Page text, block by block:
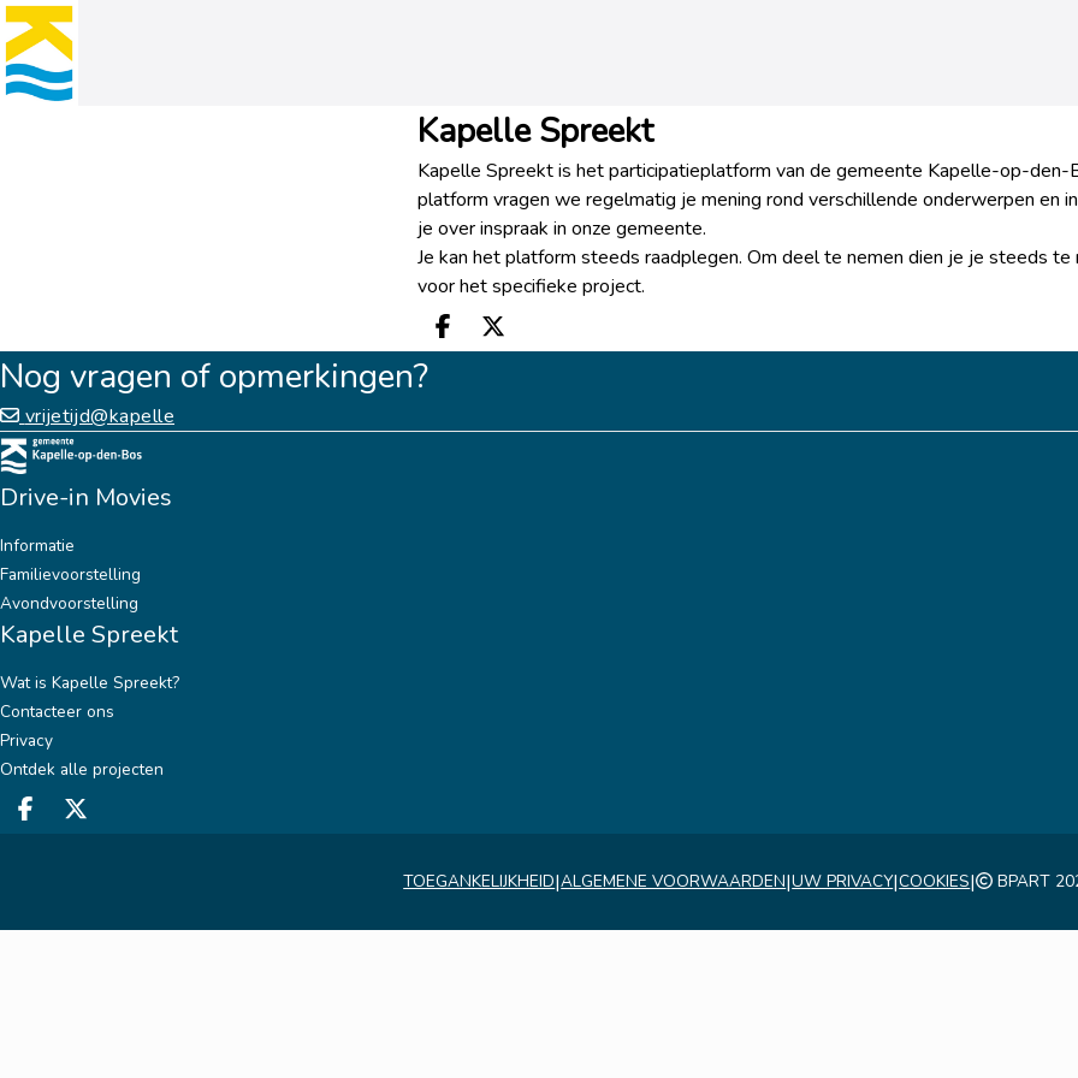
Kapelle Spreekt
Kapelle Spreekt is het participatieplatform van de gemeente Kapelle-op-den-
platform vragen we regelmatig je mening rond verschillende onderwerpen en
je over inspraak in onze gemeente.
Je kan het platform steeds raadplegen. Om deel te nemen dien je je steeds te
voor het specifieke project.
Deel op facebook
Deel op twitter
Nog vragen of opmerkingen?
vrijetijd@kapelle
Drive-in Movies
Informatie
Familievoorstelling
Avondvoorstelling
Kapelle Spreekt
Wat is Kapelle Spreekt?
Contacteer ons
Privacy
Ontdek alle projecten
Deel op facebook
Deel op twitter
TOEGANKELIJKHEID|ALGEMENE VOORWAARDEN|UW PRIVACY|COOKIES| BPART